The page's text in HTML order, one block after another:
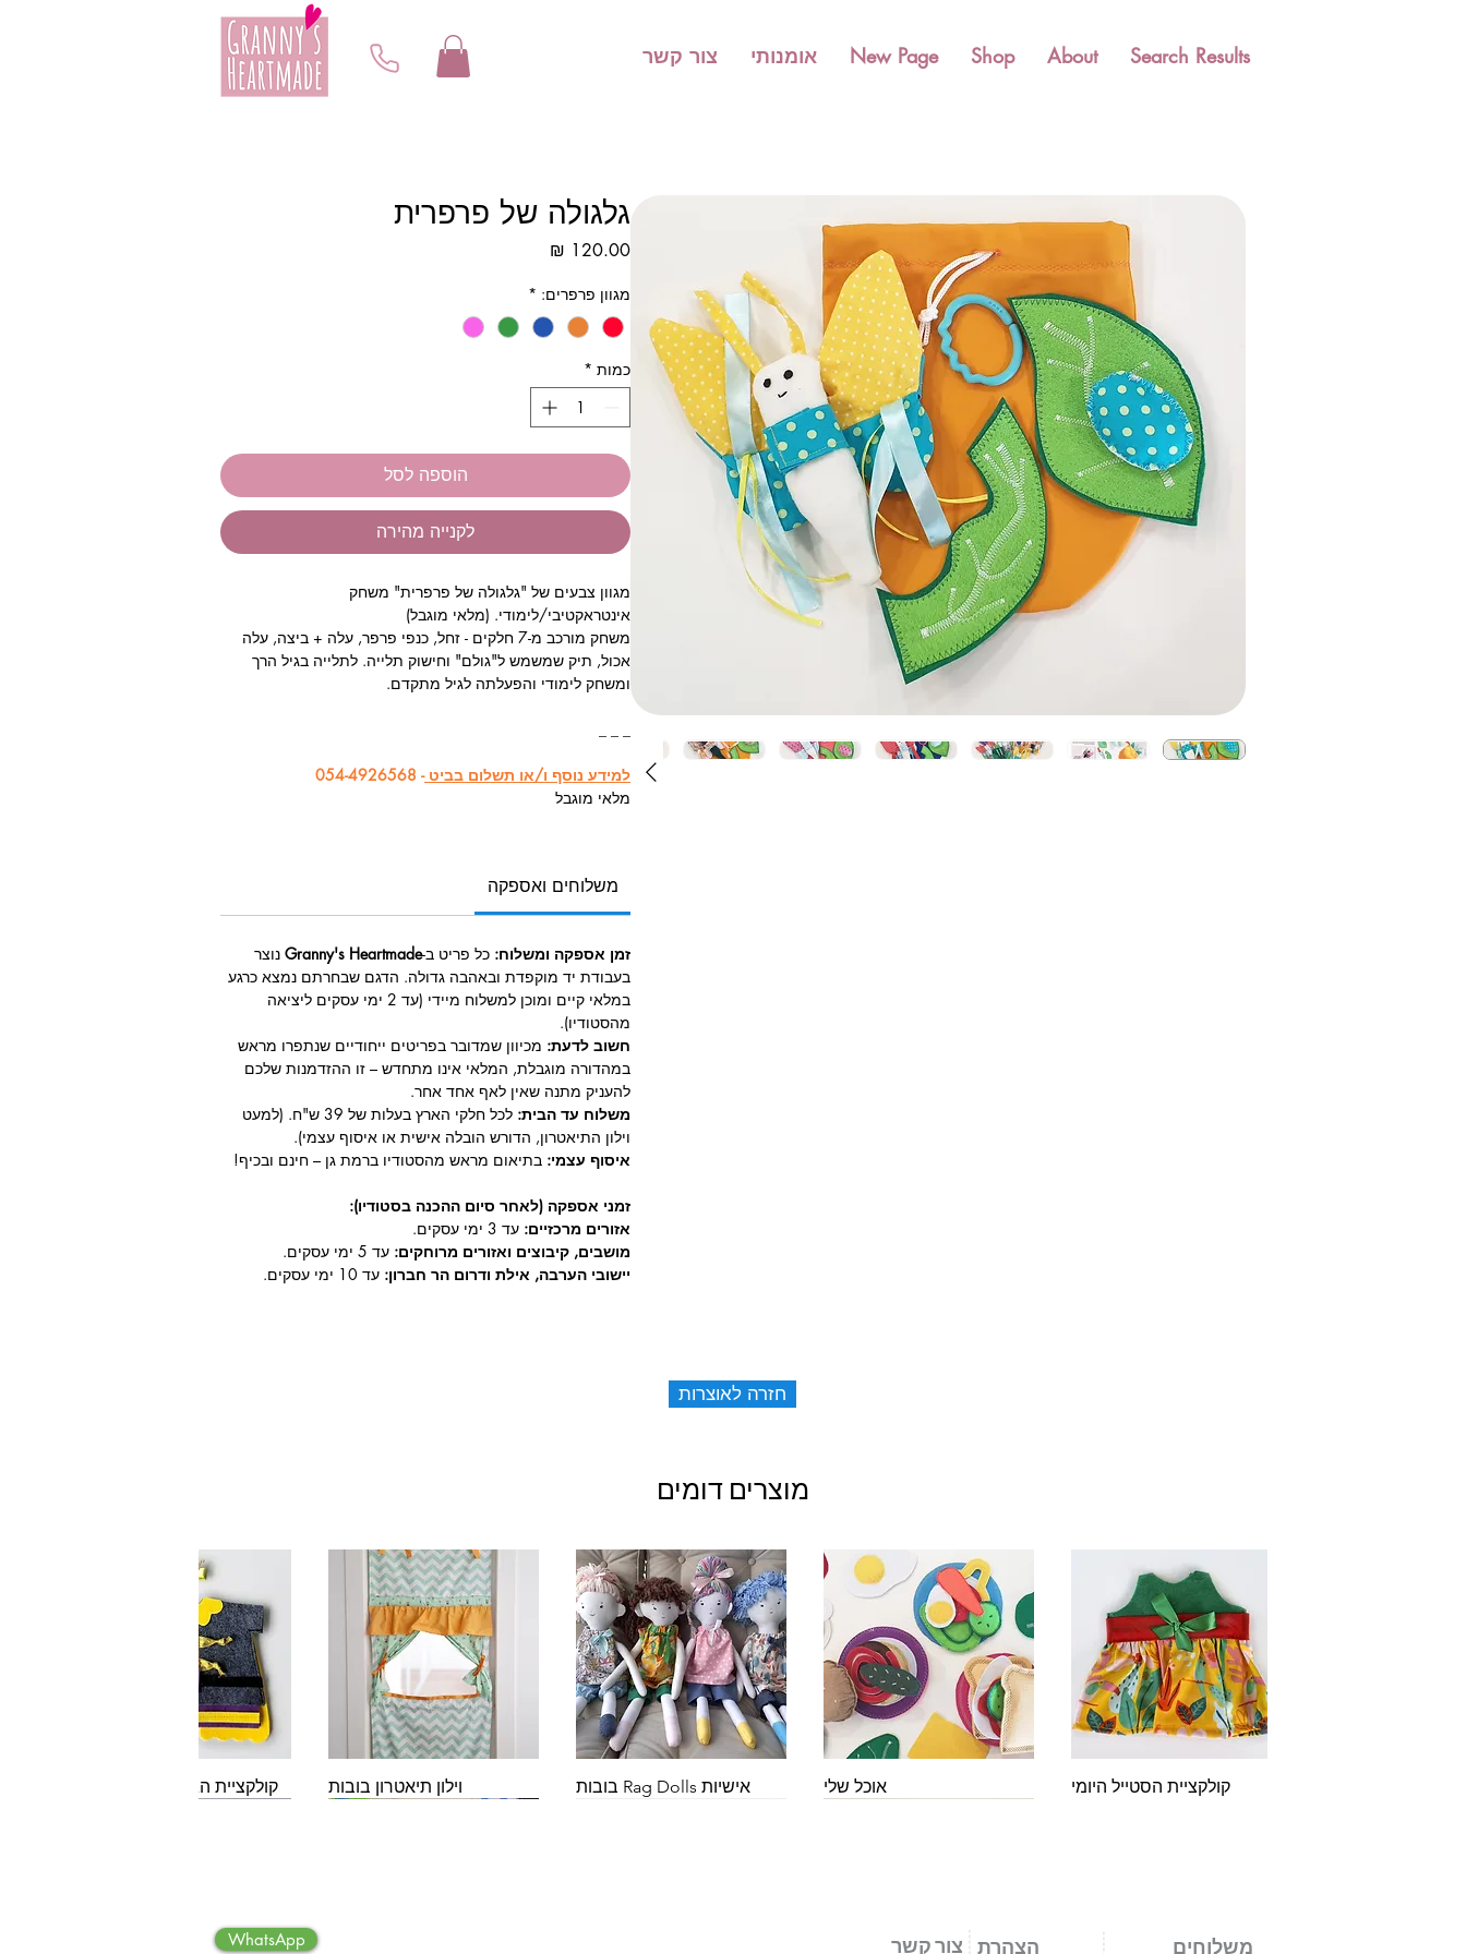
Search Results
About
Shop
New Page אומנותי צור קשר
גלגולה של פרפרית
מגוון פרפרים: *
כמות *
הוספה לסל
לקנייה מהירה
מגוון צבעים של "גלגולה של פרפרית" משחק
אינטראקטיבי/לימודי. (מלאי מוגבל)
משחק מורכב מ-7 חלקים - זחל, כנפי פרפר, עלה + ביצה, עלה
אכול, תיק שמשמש ל"גולם" וחישוק תלייה. לתלייה בגיל הרך
ומשחק לימודי והפעלתה לגיל מתקדם.
למידע נוסף ו/או תשלום בביט- 054-4926568
מלאי מוגבל
משלוחים ואספקה
זמן אספקה ומשלוח: כל פריט ב-Granny's Heartmade נוצר
בעבודת יד מוקפדת ובאהבה גדולה. הדגם שבחרתם נמצא כרגע
במלאי קיים ומוכן למשלוח מיידי (עד 2 ימי עסקים ליציאה
מהסטודיו).
חשוב לדעת: מכיוון שמדובר בפריטים ייחודיים שנתפרו מראש
במהדורה מוגבלת, המלאי אינו מתחדש – זו ההזדמנות שלכם
להעניק מתנה שאין לאף אחד אחר.
משלוח עד הבית:
לכל חלקי הארץ בעלות של 39 ש"ח. (למעט
וילון התיאטרון, הדורש הובלה אישית או איסוף עצמי).
איסוף עצמי: בתיאום מראש מהסטודיו ברמת גן – חינם ובכיף!
זמני אספקה (לאחר סיום ההכנה בסטודיו):
אזורים מרכזיים: עד 3 ימי עסקים.
מושבים, קיבוצים ואזורים מרוחקים: עד 5 ימי עסקים.
יישובי הערבה, אילת ודרום הר חברון: עד 10 ימי עסקים.
חזרה לאוצרות
מוצרים דומים
תצוגה מהירה
קולקציית הסטייל היומי תצוגה מהירהאוכל שלי תצוגה מהירה
אישיות Rag Dolls בובות תצוגה מהירה
וילון תיאטרון בובות תצוגה מהירה
קולקציית הגיבורים והאגדות
WhatsApp צור קשר הצהרת